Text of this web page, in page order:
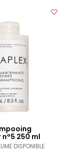
250 ml
DISPONIBLE